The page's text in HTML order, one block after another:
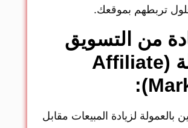
تربطهم بموقعك.
من التسويق
بالعمولة (Affiliate
بالعمولة لزيادة المبيعات مقابل